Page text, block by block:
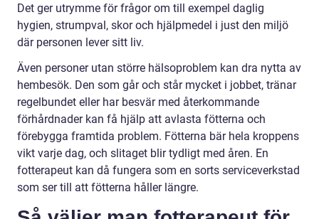
Det ger utrymme för frågor om till exempel daglig
hygien, strumpval, skor och hjälpmedel i just den miljö
där personen lever sitt liv.
Även personer utan större hälsoproblem kan dra nytta av
hembesök. Den som går och står mycket i jobbet, tränar
regelbundet eller har besvär med återkommande
förhårdnader kan få hjälp att avlasta fötterna och
förebygga framtida problem. Fötterna bär hela kroppens
vikt varje dag, och slitaget blir tydligt med åren. En
fotterapeut kan då fungera som en sorts serviceverkstad
som ser till att fötterna håller längre.